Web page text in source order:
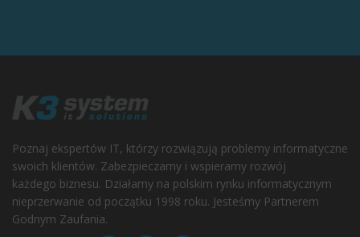
Poznaj ekspertów IT, którzy rozwiązują problemy informatyczne
swoich klientów. Zabezpieczamy i wspieramy rozwój
każdego biznesu. Działamy na polskim rynku informatycznym
nieprzerwanie od początku 1998 roku. Jesteśmy Partnerem
Godnym Zaufania.